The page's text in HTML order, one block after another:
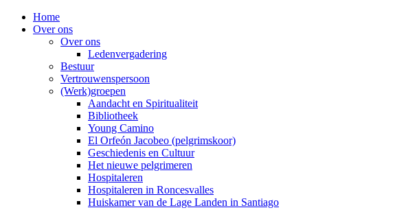
Home
Over ons
Over ons
Ledenvergadering
Bestuur
Vertrouwenspersoon
(Werk)groepen
Aandacht en Spiritualiteit
Bibliotheek
Young Camino
El Orfeón Jacobeo (pelgrimskoor)
Geschiedenis en Cultuur
Het nieuwe pelgrimeren
Hospitaleren
Hospitaleren in Roncesvalles
Huiskamer van de Lage Landen in Santiago